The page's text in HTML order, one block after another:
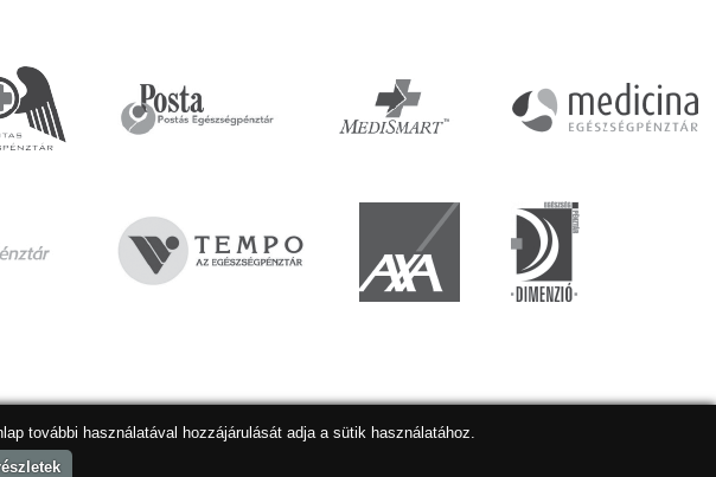
további használatával hozzájárulását adja a sütik használatához.